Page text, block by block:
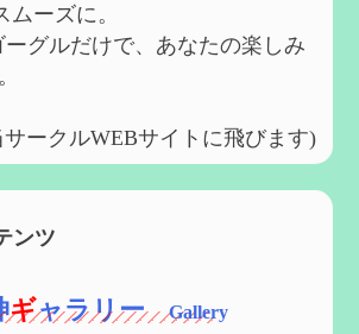
ーズに。
ーグルだけで、あなたの楽しみ
サークルWEBサイトに飛びます)
ンツ
ギャラリー